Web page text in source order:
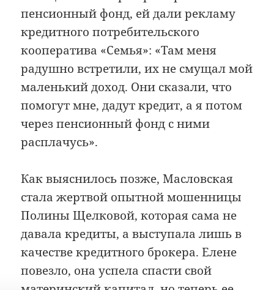
пенсионный фонд, ей дали рекламу
кредитного потребительского
кооператива «Семья»: «Там меня
радушно встретили, их не смущал мой
маленький доход. Они сказали, что
помогут мне, дадут кредит, а я потом
через пенсионный фонд с ними
расплачусь».
Как выяснилось позже, Масловская
стала жертвой опытной мошенницы
Полины Щелковой, которая сама не
давала кредиты, а выступала лишь в
качестве кредитного брокера. Елене
повезло, она успела спасти свой